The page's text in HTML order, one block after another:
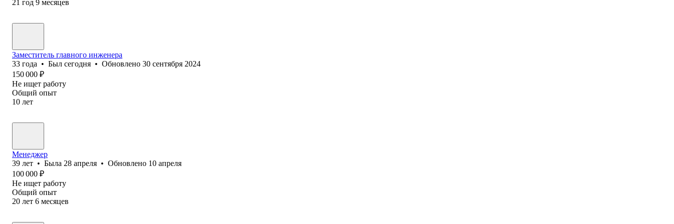
21 год 9 месяцев
Заместитель главного инженера
33 года • Был сегодня • Обновлено 30 сентября 2024
150 000 ₽
Не ищет работу
Общий опыт
10 лет
Менеджер
39 лет • Была 28 апреля • Обновлено 10 апреля
100 000 ₽
Не ищет работу
Общий опыт
20 лет 6 месяцев